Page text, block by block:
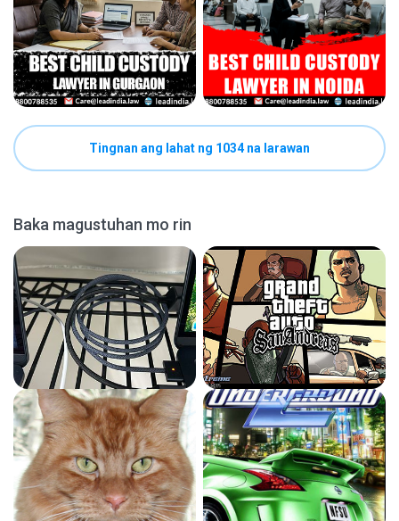
Tingnan ang lahat ng 1034 na larawan
Baka magustuhan mo rin